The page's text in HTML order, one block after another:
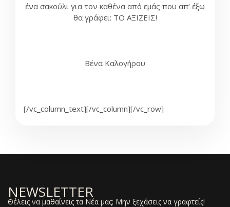
ένα σακούλι για τον καθένα από εμάς που απ’ έξω
θα γράφει: ΤΟ ΑΞΙΖΕΙΣ!
Βένα Καλογήρου
[/vc_column_text][/vc_column][/vc_row]
NEWSLETTER
Θέλεις να μαθαίνεις τα Νέα μας; Μην ξεχάσεις να γραφτείς!